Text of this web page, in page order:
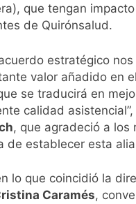
que tengan
de Quirónsalud.
estratégico
valor añadido en
se traducirá en
calidad
, que agradeció a
de establecer esta
lo que coincidió la
Caramés,